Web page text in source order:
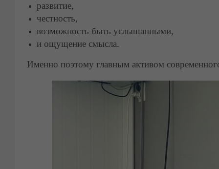
развитие,
честность,
возможность быть услышанными,
и ощущение смысла.
Именно поэтому главным активом